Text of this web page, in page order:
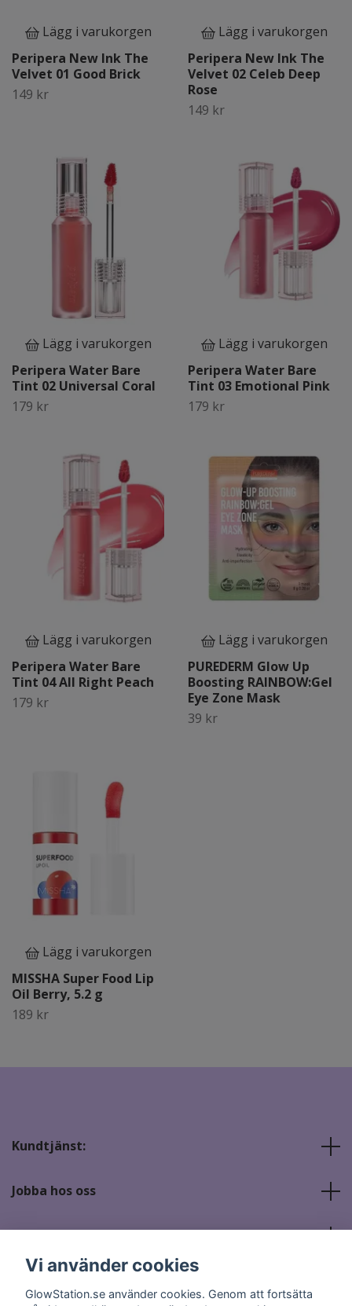
Lägg i varukorgen
Peripera New Ink The
Velvet 01 Good Brick
149 kr
Lägg i varukorgen
Peripera New Ink The
Velvet 02 Celeb Deep
Rose
149 kr
Lägg i varukorgen
Peripera Water Bare
Tint 02 Universal Coral
179 kr
Lägg i varukorgen
Peripera Water Bare
Tint 03 Emotional Pink
179 kr
Lägg i varukorgen
Peripera Water Bare
Tint 04 All Right Peach
179 kr
Lägg i varukorgen
PUREDERM Glow Up
Boosting RAINBOW:Gel
Eye Zone Mask
39 kr
Lägg i varukorgen
MISSHA Super Food Lip
Oil Berry, 5.2 g
189 kr
Kundtjänst:
Jobba hos oss
Sociala medier
Vi använder cookies
GlowStation.se använder cookies. Genom att fortsätta